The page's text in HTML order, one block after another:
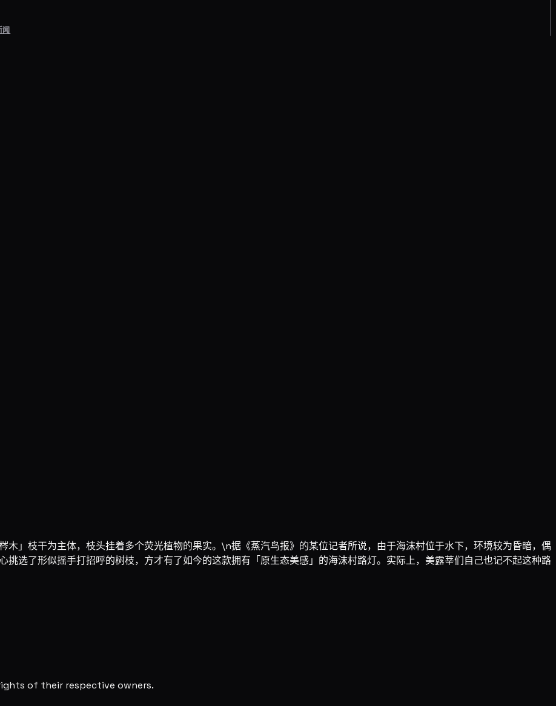
闻
木」枝干为主体，枝头挂着多个荧光植物的果实。\n据《蒸汽鸟报》的某位记者所说，由于海沫村位于水下，环境较为昏暗，偶
挑选了形似摇手打招呼的树枝，方才有了如今的这款拥有「原生态美感」的海沫村路灯。实际上，美露莘们自己也记不起这种路
of their respective owners.